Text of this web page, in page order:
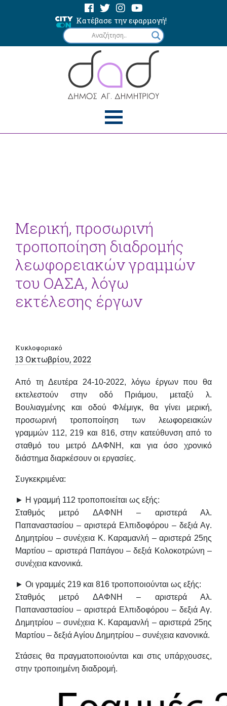
Κατέβασε την εφαρμογή!
Μερική, προσωρινή
τροποποίηση διαδρομής
λεωφορειακών γραμμών
του ΟΑΣΑ, λόγω
εκτέλεσης έργων
Κυκλοφοριακό
13 Οκτωβρίου, 2022
Από τηΔευτέρα 24-10-2022, λόγω έργων που θα
εκτελεστούν στην οδό Πριάμου, μεταξύ λ.
Βουλιαγμένης και οδού Φλέμιγκ, θα γίνει μερική,
προσωρινή τροποποίηση των λεωφορειακών
γραμμών 112, 219 και 816, στην κατεύθυνση από το
σταθμό του μετρό ΔΑΦΝΗ, και για όσο χρονικό
διάστημα διαρκέσουν οι εργασίες.
Συγκεκριμένα:
► Η γραμμή 112 τροποποιείται ως εξής:
Σταθμός μετρό ΔΑΦΝΗ – αριστερά Αλ.
Παπαναστασίου – αριστερά Ελπιδοφόρου – δεξιά Αγ.
Δημητρίου – συνέχεια Κ. Καραμανλή – αριστερά 25ης
Μαρτίου – αριστερά Παπάγου – δεξιά Κολοκοτρώνη –
συνέχεια κανονικά.
► Οι γραμμές 219 και 816 τροποποιούνται ως εξής:
Σταθμός μετρό ΔΑΦΝΗ – αριστερά Αλ.
Παπαναστασίου – αριστερά Ελπιδοφόρου – δεξιά Αγ.
Δημητρίου – συνέχεια Κ. Καραμανλή – αριστερά 25ης
Μαρτίου – δεξιά Αγίου Δημητρίου – συνέχεια κανονικά.
Στάσεις θα πραγματοποιούνται και στις υπάρχουσες,
στην τροποιημένη διαδρομή.